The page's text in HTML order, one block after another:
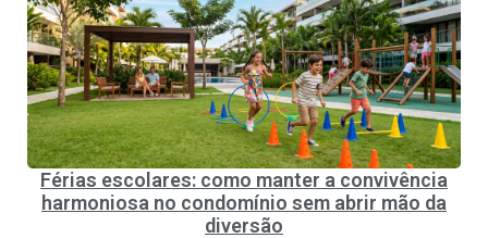
Férias escolares: como manter a convivência
harmoniosa no condomínio sem abrir mão da
diversão